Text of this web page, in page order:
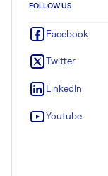
FOLLOW US
Facebook
Twitter
LinkedIn
Youtube